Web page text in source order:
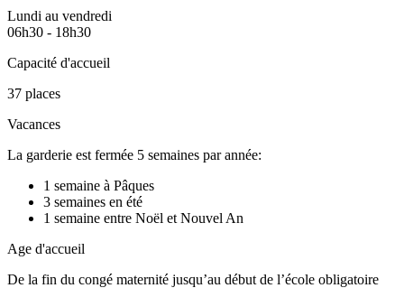
Lundi au vendredi
06h30 - 18h30
Capacité d'accueil
37 places
Vacances
La garderie est fermée 5 semaines par année:
1 semaine à Pâques
3 semaines en été
1 semaine entre Noël et Nouvel An
Age d'accueil
De la fin du congé maternité jusqu’au début de l’école obligatoire